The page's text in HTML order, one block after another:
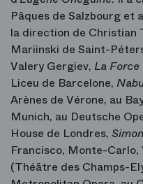
Pâques de Salzbourg et
la direction de Christian
Mariinski de Saint-
Valery Gergiev, La
Liceu de Barcelone,
Arènes de Vérone, au
Munich, au Deutsche
House de Londres,
Francisco, Monte-
(Théâtre des Champs-